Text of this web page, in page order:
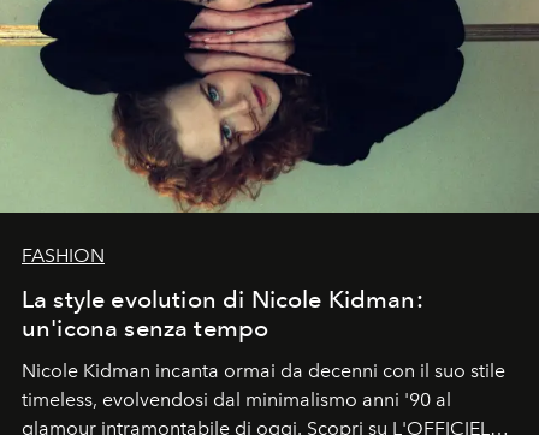
FASHION
La style evolution di Nicole Kidman:
un'icona senza tempo
Nicole Kidman incanta ormai da decenni con il suo stile
timeless, evolvendosi dal minimalismo anni '90 al
glamour intramontabile di oggi. Scopri su L'OFFICIEL